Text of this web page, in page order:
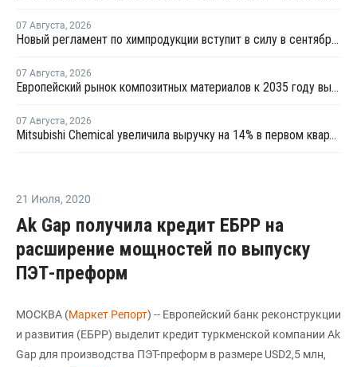
07 Августа, 2026
Новый регламент по химпродукции вступит в силу в сентябре 2027 года
07 Августа, 2026
Европейский рынок композитных материалов к 2035 году вырастет до USD47,5 млрд
07 Августа, 2026
Mitsubishi Chemical увеличила выручку на 14% в первом квартале японского финансового года
21 Июля, 2020
Ak Gap получила кредит ЕБРР на
расширение мощностей по выпуску
ПЭТ-преформ
МОСКВА (Маркет Репорт) -- Европейский банк реконструкции
и развития (ЕБРР) выделит кредит туркменской компании Ak
Gap для производства ПЭТ-преформ в размере USD2,5 млн,